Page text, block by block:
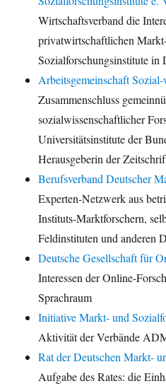
Wirtschaftsverband die
privatwirtschaftlichen
Sozialforschungsinstitute in
Arbeitsgemeinschaft
Zusammenschluss
sozialwissenschaftlicher
Universitätsinstitute der
Herausgeberin der
Berufsverband Deutscher
Experten-Netzwerk aus
Instituts-Marktforschern,
Feldinstituten und anderen
Deutsche Gesellschaft für
Interessen der Online-
Sprachraum
Initiative Markt- und
Aktivität der Verbände
Rat der Deutschen Markt-
Aufgabe des Rates: die